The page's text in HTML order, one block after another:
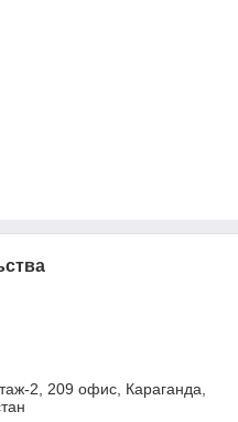
2, 209 офис, Караганда,